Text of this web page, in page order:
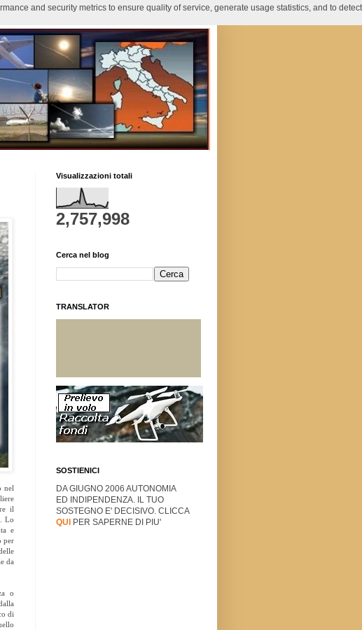
nel
il
Lo
e
per
da
o
di
Visualizzazioni totali
2,757,998
Cerca nel blog
TRANSLATOR
SOSTIENICI
DA GIUGNO 2006 AUTONOMIA
ED INDIPENDENZA. IL TUO
SOSTEGNO E' DECISIVO. CLICCA
QUI
PER SAPERNE DI PIU'
and security metrics to ensure quality of service, generate usage statistics, and to detect